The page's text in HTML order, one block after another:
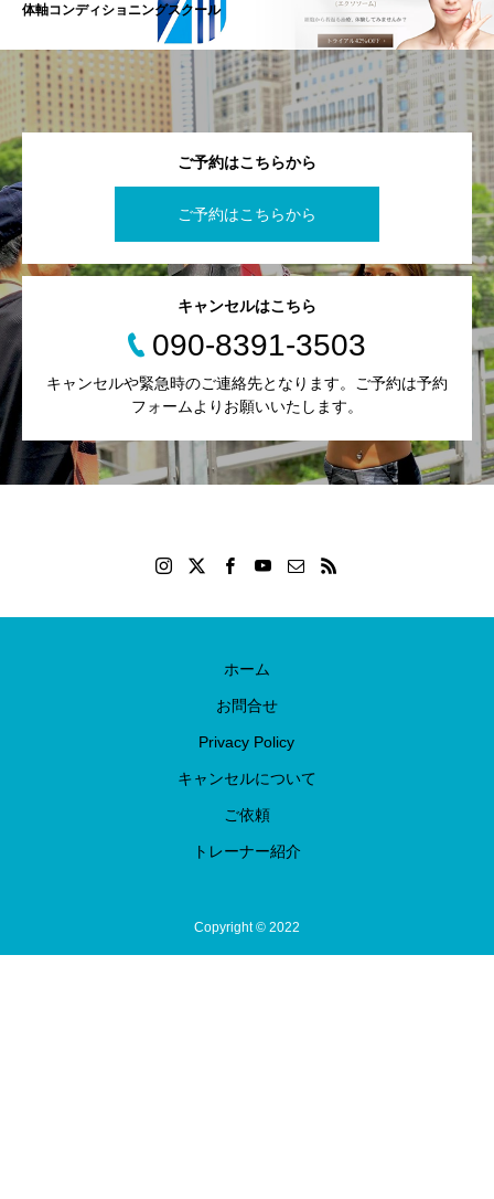
体軸コンディショニングスクール
ご予約はこちらから
ご予約はこちらから
キャンセルはこちら
090-8391-3503
キャンセルや緊急時のご連絡先となります。ご予約は予約
フォームよりお願いいたします。
ホーム
お問合せ
Privacy Policy
キャンセルについて
ご依頼
トレーナー紹介
Copyright © 2022